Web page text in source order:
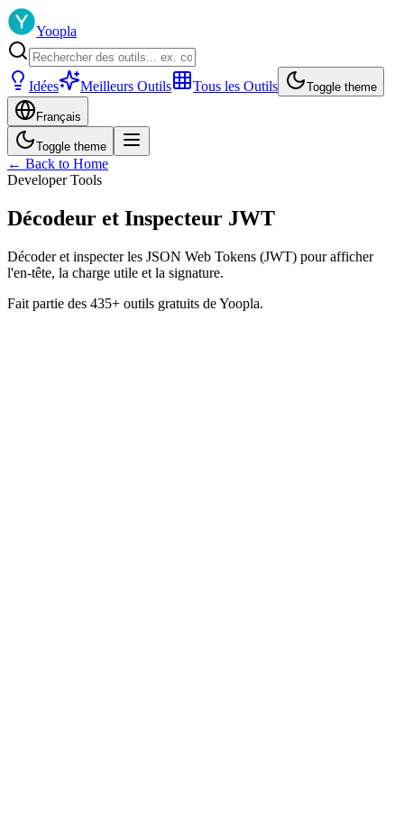
Yoopla
Idées Meilleurs Outils Tous les Outils Toggle theme
Français
Toggle theme
← Back to Home
Developer Tools
Décodeur et Inspecteur JWT
Décoder et inspecter les JSON Web Tokens (JWT) pour afficher
l'en-tête, la charge utile et la signature.
Fait partie des 435+ outils gratuits de Yoopla.